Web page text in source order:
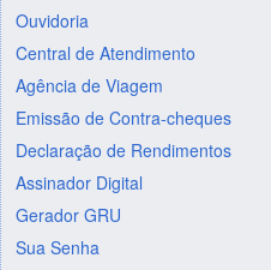
Ouvidoria
Central de Atendimento
Agência de Viagem
Emissão de Contra-cheques
Declaração de Rendimentos
Assinador Digital
Gerador GRU
Sua Senha